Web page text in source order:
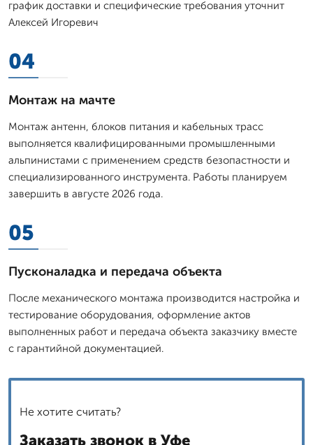
график доставки и специфические требования уточнит
Алексей Игоревич
04
Монтаж на мачте
Монтаж антенн, блоков питания и кабельных трасс
выполняется квалифицированными промышленными
альпинистами с применением средств безопастности и
специализированного инструмента. Работы планируем
завершить в августе 2026 года.
05
Пусконаладка и передача объекта
После механического монтажа производится настройка и
тестирование оборудования, оформление актов
выполненных работ и передача объекта заказчику вместе
с гарантийной документацией.
Не хотите считать?
Заказать звонок в Уфе